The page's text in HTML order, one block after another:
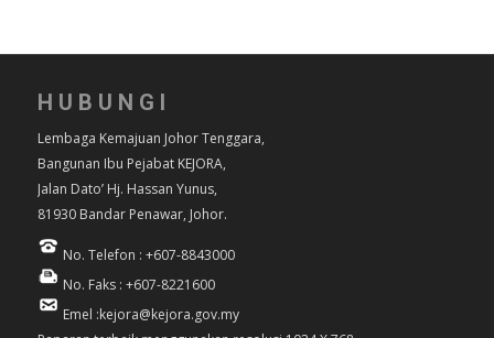
HUBUNGI
Lembaga Kemajuan Johor Tenggara,
Bangunan Ibu Pejabat KEJORA,
Jalan Dato’ Hj. Hassan Yunus,
81930 Bandar Penawar, Johor.
No. Telefon : +607-8843000
No. Faks : +607-8221600
Emel :kejora@kejora.gov.my